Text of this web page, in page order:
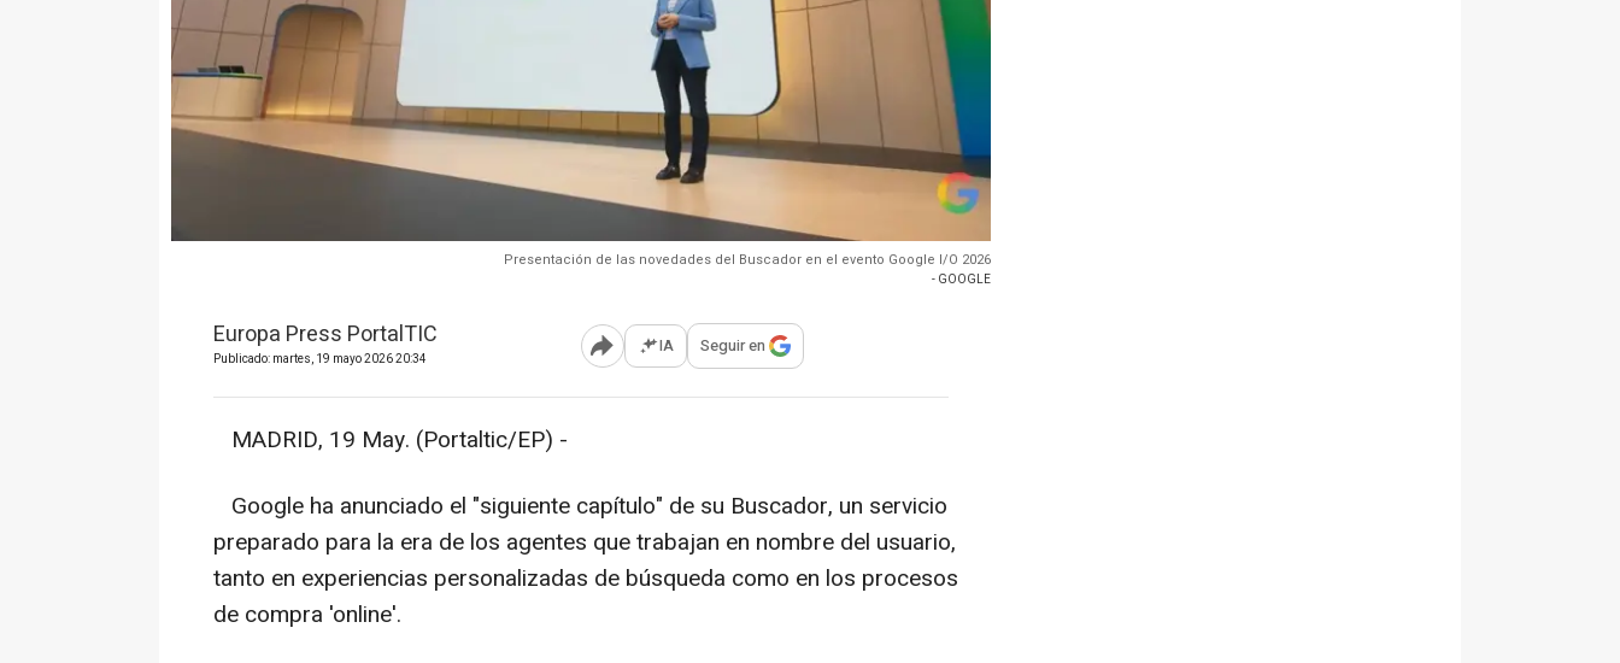
Presentación de las novedades del Buscador en el evento Google I/O 2026
- GOOGLE
Europa Press PortalTIC
Publicado: martes, 19 mayo 2026 20:34 Abrir opciones para compartir
IA Seguir en
MADRID, 19 May. (Portaltic/EP) -
Google ha anunciado el "siguiente capítulo" de su Buscador, un servicio
preparado para la era de los agentes que trabajan en nombre del usuario,
tanto en experiencias personalizadas de búsqueda como en los procesos
de compra 'online'.